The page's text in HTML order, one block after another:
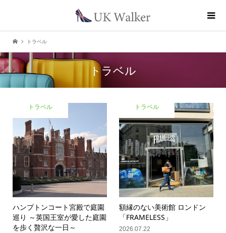
トラベル
トラベル
トラベル
ハンプトンコート宮殿で庭園
巡り ～英国王室が愛した庭園
を歩く贅沢な一日～
トラベル
額縁のない美術館 ロンドン
「FRAMELESS」
2026.07.22